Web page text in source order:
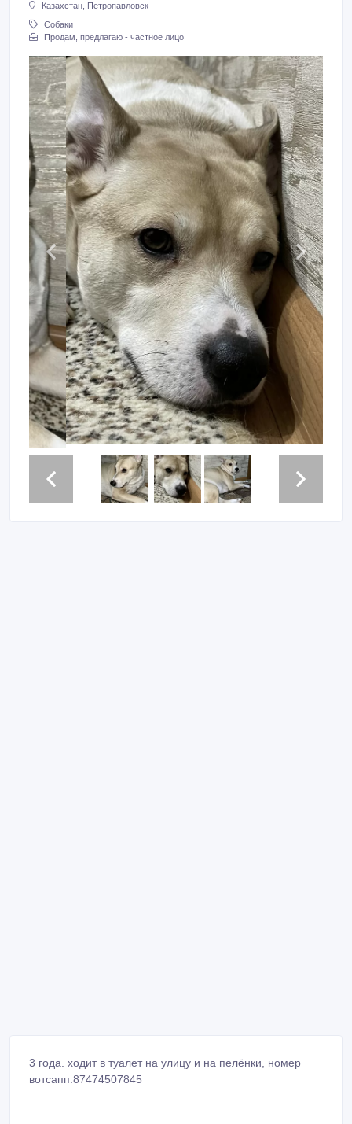
Казахстан, Петропавловск
Собаки
Продам, предлагаю - частное лицо
3 года. ходит в туалет на улицу и на пелёнки, номер
вотсапп:87474507845